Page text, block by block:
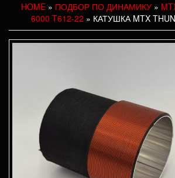
HOME » ПОДБОР ПО ДИНАМИКУ »
6000 T612-22 » КАТУШКА MTX